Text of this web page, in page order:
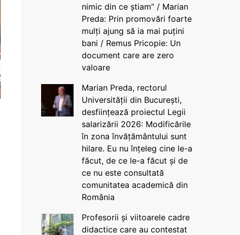
nimic din ce știam” / Marian
Preda: Prin promovări foarte
mulți ajung să ia mai puțini
bani / Remus Pricopie: Un
document care are zero
valoare
Marian Preda, rectorul
Universității din București,
desființează proiectul Legii
salarizării 2026: Modificările
în zona învățământului sunt
hilare. Eu nu înțeleg cine le-a
făcut, de ce le-a făcut și de
ce nu este consultată
comunitatea academică din
România
Profesorii și viitoarele cadre
didactice care au contestat